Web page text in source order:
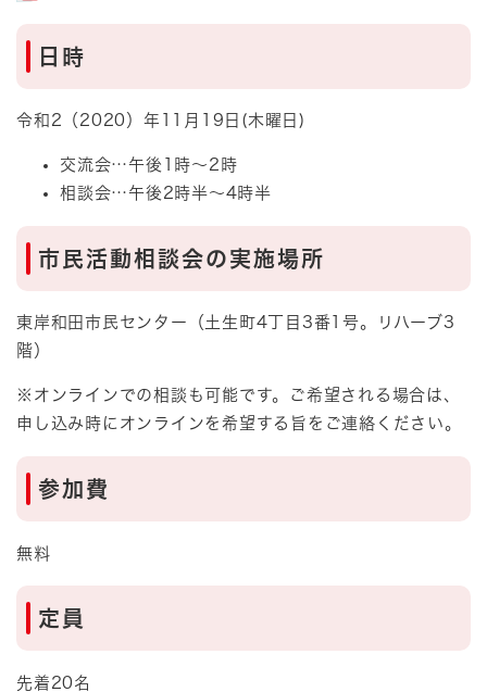
日時
令和2（2020）年11月19日(木曜日)
交流会…午後1時～2時
相談会…午後2時半～4時半
市民活動相談会の実施場所
東岸和田市民センター（土生町4丁目3番1号。リハーブ3
階）
※オンラインでの相談も可能です。ご希望される場合は、
申し込み時にオンラインを希望する旨をご連絡ください。
参加費
無料
定員
先着20名